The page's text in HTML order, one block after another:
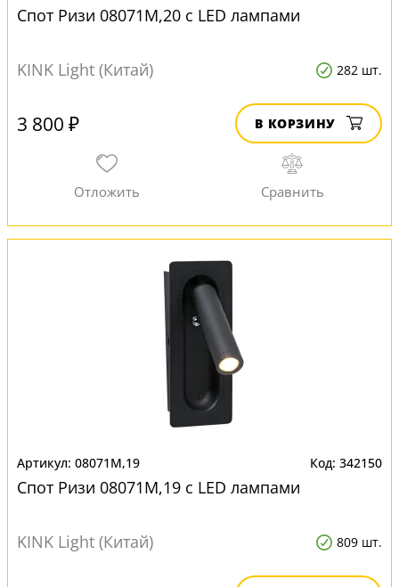
Спот Ризи 08071M,20 с LED лампами
KINK Light (Китай) 282 шт.
3 800 ₽ В КОРЗИНУ
08071M,19 342150
Спот Ризи 08071M,19 с LED лампами
KINK Light (Китай) 809 шт.